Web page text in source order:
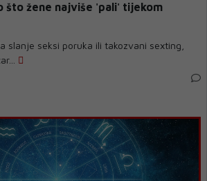
što žene najviše 'pali' tijekom
slanje seksi poruka ili takozvani sexting,